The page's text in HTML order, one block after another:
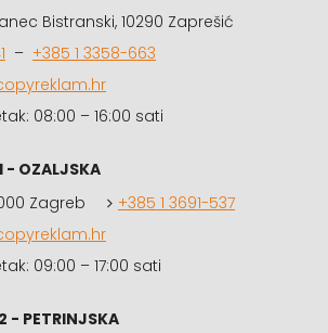
Bistranski, 10290 Zaprešić
– +385 1 3358-663
08:00 – 16:00 sati
- OZALJSKA
Zagreb
+385 1 3691-537
09:00 – 17:00 sati
- PETRINJSKA